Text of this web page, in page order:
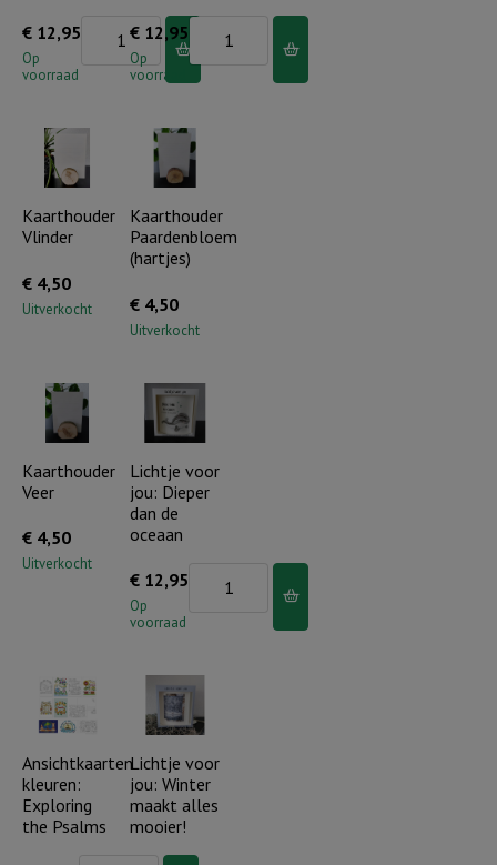
€ 12,95
Op
voorraad
Lichtje
in
mijn
gedachten..
€ 12,95
Op
voorraad
Lichtje
voor
jou:
mis
je
op
vele
momenten
Kaarthouder
Vlinder
€ 4,50
Uitverkocht
Kaarthouder
Paardenbloem
(hartjes)
€ 4,50
Uitverkocht
Kaarthouder
Veer
€ 4,50
Uitverkocht
Lichtje voor
jou: Dieper
dan de
oceaan
€ 12,95
Op
voorraad
dan
de
oceaan
aantal
Ansichtkaarten
kleuren:
Exploring
the Psalms
Lichtje voor
jou: Winter
maakt alles
mooier!